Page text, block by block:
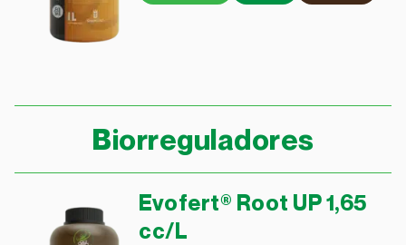
Biorreguladores
Evofert® Root UP 1,65
cc/L